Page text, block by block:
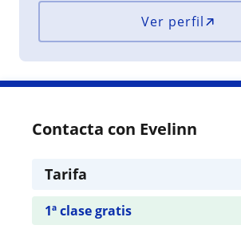
Ver perfil
Contacta con Evelinn
Tarifa
1ª clase gratis